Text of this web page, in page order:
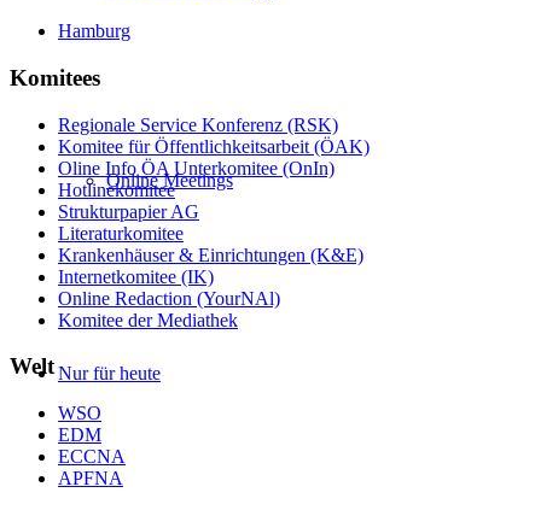
Online Meetings
Nur für heute
Hamburg
Komitees
Regionale Service Konferenz (RSK)
Komitee für Öffentlichkeitsarbeit (ÖAK)
Oline Info ÖA Unterkomitee (OnIn)
Hotlinekomitee
Strukturpapier AG
Literaturkomitee
Krankenhäuser & Einrichtungen (K&E)
Internetkomitee (IK)
Online Redaction (YourNAl)
Komitee der Mediathek
Welt
WSO
EDM
ECCNA
APFNA